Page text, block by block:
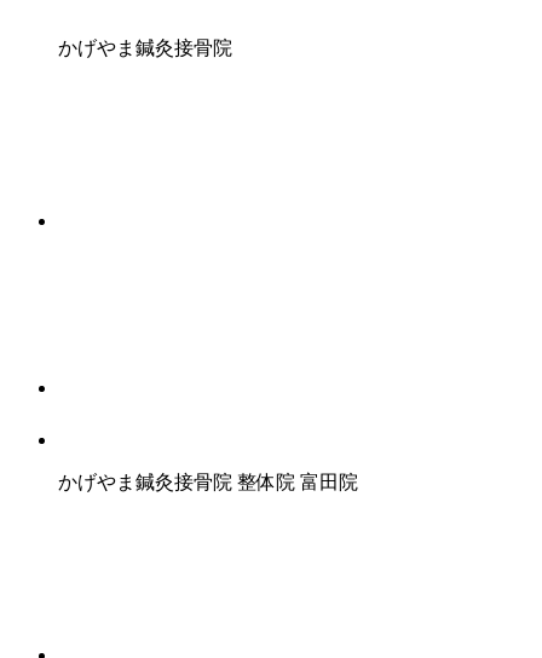
かげやま鍼灸接骨院
かげやま鍼灸接骨院 整体院 富田院